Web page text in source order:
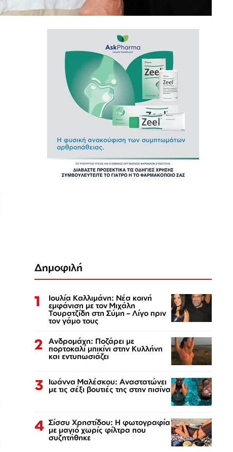
Δημοφιλή
1 Ιουλία Καλλιμάνη: Νέα κοινή
εμφάνιση με τον Μιχάλη
Τουρατζίδη στη Σύμη – Λίγο πριν
τον γάμο τους
2 Ανδρομάχη: Ποζάρει με
πορτοκαλί μπικίνι στην Κυλλήνη
και εντυπωσιάζει
3 Ιωάννα Μαλέσκου: Αναστατώνει
με τις σέξι βουτιές της στην πισίνα
4 Σίσσυ Χρηστίδου: Η φωτογραφία
με μαγιό χωρίς φίλτρα που
συζητήθηκε